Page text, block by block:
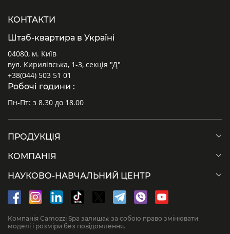
КОНТАКТИ
Штаб-квартира в Україні
04080, м. Київ
вул. Кирилівська, 1-3, секція "Д"
+38(044) 503 51 01
Робочі години :
Пн-Пт: з 8.30 до 18.00
ПРОДУКЦІЯ
КОМПАНІЯ
НАУКОВО-НАВЧАЛЬНИЙ ЦЕНТР
Компанія Camozzi Spa залишає за собою право змінювати
моделі і розміри без повідомлення.